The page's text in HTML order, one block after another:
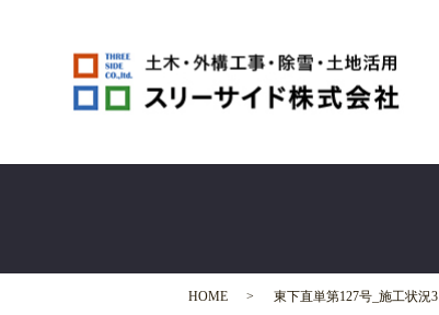
HOME 東下直単第127号_施工状況3